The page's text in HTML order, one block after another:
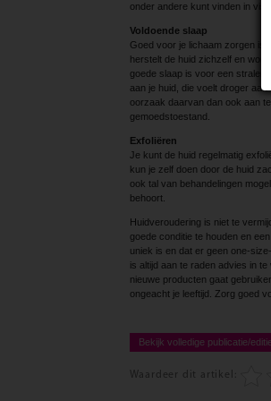
onder andere kunt vinden in vis
Voldoende slaap
Goed voor je lichaam zorgen is
herstelt de huid zichzelf en
goede slaap is voor een
aan je huid, die voelt droger
oorzaak daarvan dan ook aan
gemoedstoestand.
Exfoliëren
Je kunt de huid regelmatig
kun je zelf doen door de huid
ook tal van behandelingen
behoort.
Huidveroudering is niet te
goede conditie te houden en
uniek is en dat er geen one-
is altijd aan te raden advies in
nieuwe producten gaat
ongeacht je leeftijd. Zorg goed
Bekijk volledige publicatie/editie
Waardeer dit artikel: